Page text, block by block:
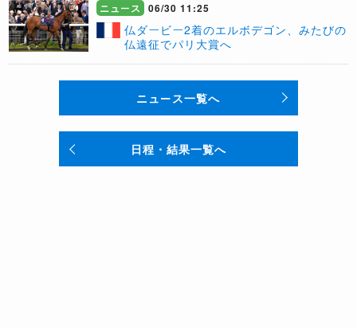
ニュース 06/30 11:25
​仏ダービー2着のエルボデゴン、みたびの
仏遠征でパリ大賞へ
ニュース一覧へ
日程・結果一覧へ